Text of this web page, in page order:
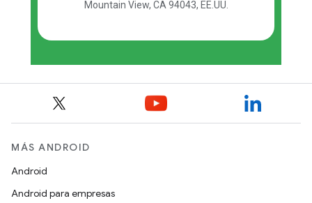
MÁS ANDROID
Android
Android para empresas